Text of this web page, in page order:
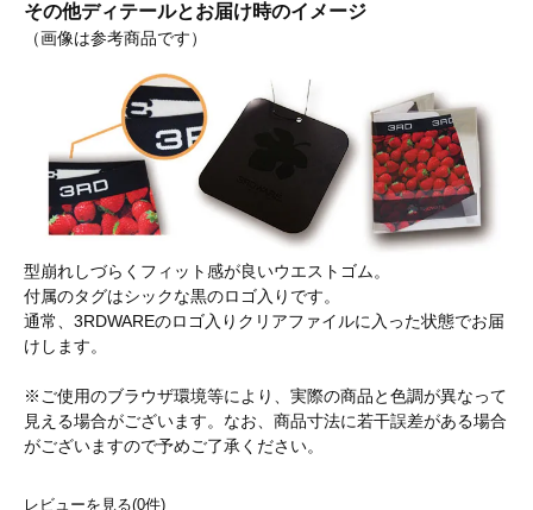
その他ディテールとお届け時のイメージ
（画像は参考商品です）
型崩れしづらくフィット感が良いウエストゴム。
付属のタグはシックな黒のロゴ入りです。
通常、3RDWAREのロゴ入りクリアファイルに入った状態でお届
けします。
※ご使用のブラウザ環境等により、実際の商品と色調が異なって
見える場合がございます。なお、商品寸法に若干誤差がある場合
がございますので予めご了承ください。
レビューを見る(0件)